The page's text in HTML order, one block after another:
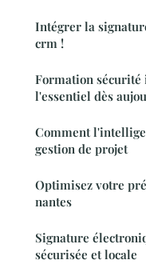
Intégrer la
crm !
Formation
l'essentiel dès
Comment
gestion de projet
Optimisez votre
nantes
Signature
sécurisée et locale